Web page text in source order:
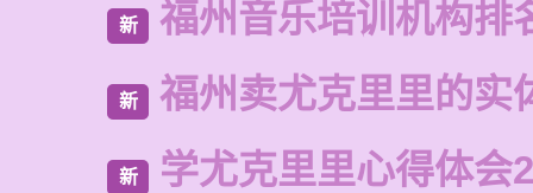
新 福州音乐培训机构排
新 福州卖尤克里里的实
新 学尤克里里心得体会